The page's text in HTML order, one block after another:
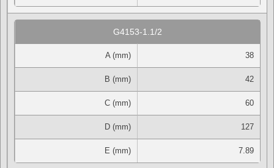
G4153-1.1/2
A (mm) 38
B (mm) 42
C (mm) 60
D (mm) 127
E (mm) 7.89